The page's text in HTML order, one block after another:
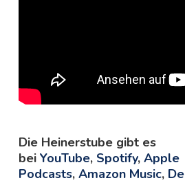
Die Heinerstube gibt es
bei YouTube, Spotify, Apple
Podcasts, Amazon Music,